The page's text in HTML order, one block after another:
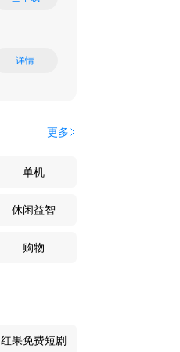
详情
更多
单机
休闲益智
购物
红果免费短剧